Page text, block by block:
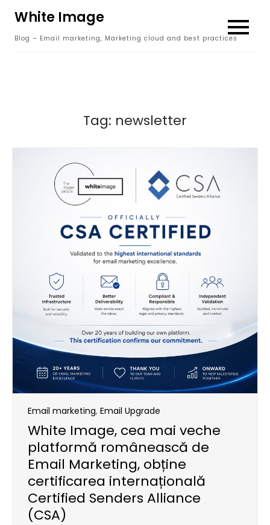
content
White Image
Blog – Email marketing, Marketing cloud and best practices
Tag: newsletter
Email marketing, Email Upgrade
White Image, cea mai veche
platformă românească de
Email Marketing, obține
certificarea internațională
Certified Senders Alliance
(CSA)